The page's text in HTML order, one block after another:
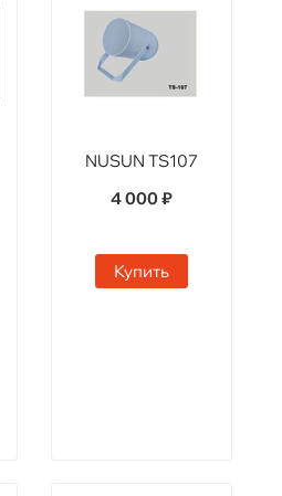
NUSUN TS107
4 000 ₽
Купить